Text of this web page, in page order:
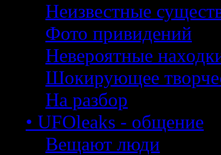
Неизвестные
Фото привидений
Невероятные
Шокирующее
На разбор
• UFOleaks - общение
Вещают люди